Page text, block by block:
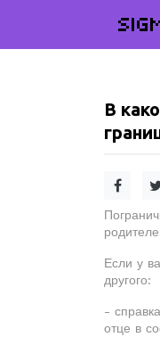
В
Если у
другого:
-
отце в